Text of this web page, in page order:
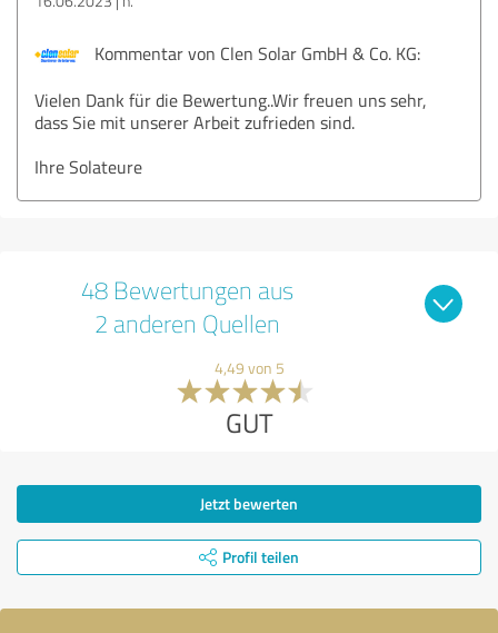
Kommentar von Clen Solar GmbH & Co. KG:
Vielen Dank für die Bewertung..Wir freuen uns sehr,
dass Sie mit unserer Arbeit zufrieden sind.
Ihre Solateure
48 Bewertungen aus
2 anderen Quellen
4,49 von 5
GUT
Jetzt bewerten
Profil teilen